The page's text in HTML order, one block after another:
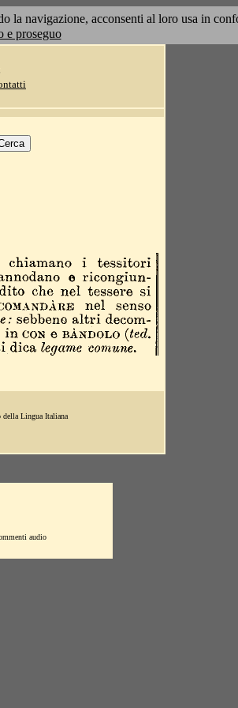
la navigazione, acconsenti al loro usa in
e proseguo
Lingua Italiana
audio